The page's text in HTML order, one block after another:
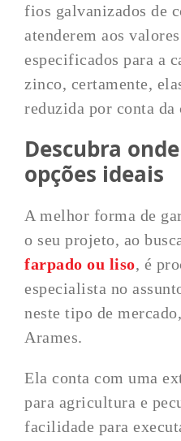
fios galvanizados de
atenderem aos
especificados para a
zinco, certamente,
reduzida por conta da
Descubra
opções ideais
A melhor forma de
o seu projeto, ao
farpado ou liso, é
especialista no
neste tipo de
Arames.
Ela conta com uma
para agricultura e
facilidade para